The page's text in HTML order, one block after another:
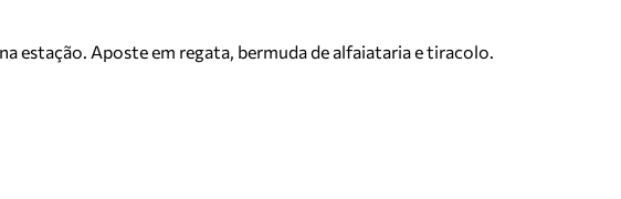
estação. Aposte em regata, bermuda de alfaiataria e tiracolo.